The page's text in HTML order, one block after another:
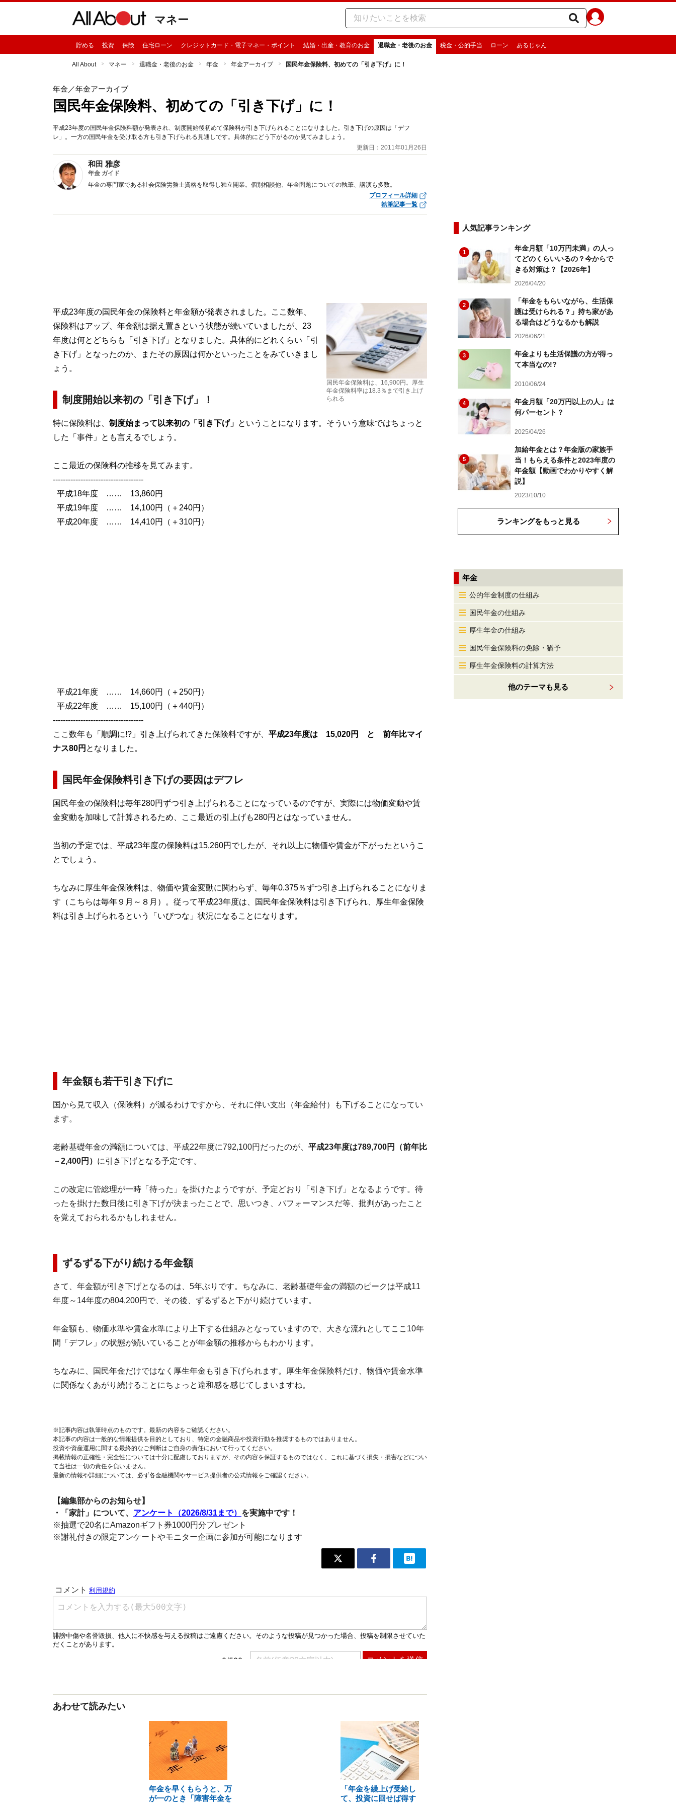
マネー
貯める 投資 保険 住宅ローン クレジットカード・電子マネー・ポイント 結婚・出産・教育のお金 退職金・老後のお金 税金・公的手当 ローン あるじゃん
All About マネー 退職金・老後のお金 年金 年金アーカイブ 国民年金保険料、初めての「引き下げ」に！
年金 ／年金アーカイブ
国民年金保険料、初めての「引き下げ」に！
平成23年度の国民年金保険料額が発表され、制度開始後初めて保険料が引き下げられることになりました。引き下げの原因は「デフ
レ」。一方の国民年金を受け取る方も引き下げられる見通しです。具体的にどう下がるのか見てみましょう。
更新日：2011年01月26日
和田 雅彦
年金 ガイド
年金の専門家である社会保険労務士資格を取得し独立開業。個別相談他、年金問題についての執筆、講演も多数。
プロフィール詳細
執筆記事一覧
国民年金保険料は、16,900円。厚生
年金保険料率は18.3％まで引き上げ
られる
平成23年度の国民年金の保険料と年金額が発表されました。ここ数年、
保険料はアップ、年金額は据え置きという状態が続いていましたが、23
年度は何とどちらも「引き下げ」となりました。具体的にどれくらい「引
き下げ」となったのか、またその原因は何かといったことをみていきまし
ょう。
制度開始以来初の「引き下げ」！
特に保険料は、 制度始まって以来初の「引き下げ」 ということになります。そういう意味ではちょっと
した「事件」とも言えるでしょう。
ここ最近の保険料の推移を見てみます。
------------------------------------
平成18年度 …… 13,860円
平成19年度 …… 14,100円（＋240円）
平成20年度 …… 14,410円（＋310円）
平成21年度 …… 14,660円（＋250円）
平成22年度 …… 15,100円（＋440円）
------------------------------------
ここ数年も「順調に!?」引き上げられてきた保険料ですが、 平成23年度は 15,020円 と 前年比マイ
ナス80円 となりました。
国民年金保険料引き下げの要因はデフレ
国民年金の保険料は毎年280円ずつ引き上げられることになっているのですが、実際には物価変動や賃
金変動を加味して計算されるため、ここ最近の引上げも280円とはなっていません。
当初の予定では、平成23年度の保険料は15,260円でしたが、それ以上に物価や賃金が下がったというこ
とでしょう。
ちなみに厚生年金保険料は、物価や賃金変動に関わらず、毎年0.375％ずつ引き上げられることになりま
す（こちらは毎年９月～８月）。従って平成23年度は、国民年金保険料は引き下げられ、厚生年金保険
料は引き上げられるという「いびつな」状況になることになります。
年金額も若干引き下げに
国から見て収入（保険料）が減るわけですから、それに伴い支出（年金給付）も下げることになってい
ます。
老齢基礎年金の満額については、平成22年度に792,100円だったのが、 平成23年度は789,700円（前年比
－2,400円） に引き下げとなる予定です。
この改定に管総理が一時「待った」を掛けたようですが、予定どおり「引き下げ」となるようです。待
ったを掛けた数日後に引き下げが決まったことで、思いつき、パフォーマンスだ等、批判があったこと
を覚えておられるかもしれません。
ずるずる下がり続ける年金額
さて、年金額が引き下げとなるのは、5年ぶりです。ちなみに、老齢基礎年金の満額のピークは平成11
年度～14年度の804,200円で、その後、ずるずると下がり続けています。
年金額も、物価水準や賃金水準により上下する仕組みとなっていますので、大きな流れとしてここ10年
間「デフレ」の状態が続いていることが年金額の推移からもわかります。
ちなみに、国民年金だけではなく厚生年金も引き下げられます。厚生年金保険料だけ、物価や賃金水準
に関係なくあがり続けることにちょっと違和感を感じてしまいますね。
※記事内容は執筆時点のものです。最新の内容をご確認ください。
本記事の内容は一般的な情報提供を目的としており、特定の金融商品や投資行動を推奨するものではありません。
投資や資産運用に関する最終的なご判断はご自身の責任において行ってください。
掲載情報の正確性・完全性については十分に配慮しておりますが、その内容を保証するものではなく、これに基づく損失・損害などについ
て当社は一切の責任を負いません。
最新の情報や詳細については、必ず各金融機関やサービス提供者の公式情報をご確認ください。
【編集部からのお知らせ】
・「家計」について、 アンケート（2026/8/31まで） を実施中です！
※抽選で20名にAmazonギフト券1000円分プレゼント
※謝礼付きの限定アンケートやモニター企画に参加が可能になります
あわせて読みたい
年金を早くもらうと、万
が一のとき「障害年金を
「年金を繰上げ受給し
て、投資に回せば得す
人気記事ランキング
1
年金月額「10万円未満」の人っ
てどのくらいいるの？今からで
きる対策は？【2026年】
2026/04/20
2
「年金をもらいながら、生活保
護は受けられる？」持ち家があ
る場合はどうなるかも解説
2026/06/21
3
年金よりも生活保護の方が得っ
て本当なの!?
2010/06/24
4
年金月額「20万円以上の人」は
何パーセント？
2025/04/26
5
加給年金とは？年金版の家族手
当！もらえる条件と2023年度の
年金額【動画でわかりやすく解
説】
2023/10/10
ランキングをもっと見る
年金
公的年金制度の仕組み
国民年金の仕組み
厚生年金の仕組み
国民年金保険料の免除・猶予
厚生年金保険料の計算方法
他のテーマも見る